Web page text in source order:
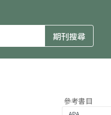
參考書目